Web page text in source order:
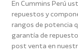
En Cummins Perú
repuestos y
rangos de potencia
garantía de
post venta en